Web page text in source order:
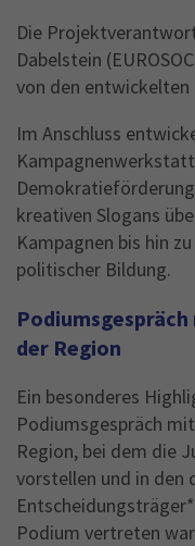
Die
Dabelstein
von den entwickelten
Im Anschluss
kreativen Slogans
Kampagnen bis hin
politischer Bildung.
der Region
Ein besonderes
Podiumsgespräch
Region, bei dem die
vorstellen und in den
Podium vertreten